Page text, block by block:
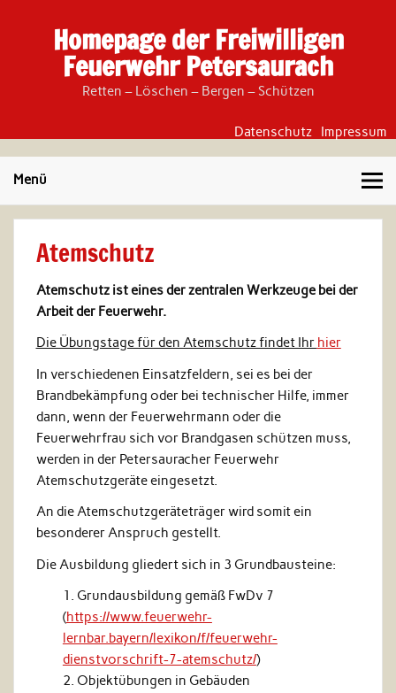
Homepage der Freiwilligen
Feuerwehr Petersaurach
Retten – Löschen – Bergen – Schützen
Datenschutz Impressum
Menü
Atemschutz
Atemschutz ist eines der zentralen Werkzeuge bei der
Arbeit der Feuerwehr.
Die Übungstage für den Atemschutz findet Ihr hier
In verschiedenen Einsatzfeldern, sei es bei der
Brandbekämpfung oder bei technischer Hilfe, immer
dann, wenn der Feuerwehrmann oder die
Feuerwehrfrau sich vor Brandgasen schützen muss,
werden in der Petersauracher Feuerwehr
Atemschutzgeräte eingesetzt.
An die Atemschutzgeräteträger wird somit ein
besonderer Anspruch gestellt.
Die Ausbildung gliedert sich in 3 Grundbausteine:
Grundausbildung gemäß FwDv 7
(https://www.feuerwehr-
lernbar.bayern/lexikon/f/feuerwehr-
dienstvorschrift-7-atemschutz/)
Objektübungen in Gebäuden